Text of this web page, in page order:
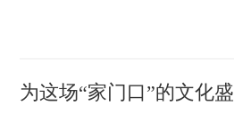
为这场“家门口”的文化